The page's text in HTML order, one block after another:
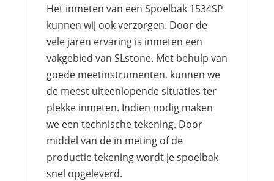
Het inmeten van een Spoelbak 1534SP
kunnen wij ook verzorgen. Door de
vele jaren ervaring is inmeten een
vakgebied van SLstone. Met behulp van
goede meetinstrumenten, kunnen we
de meest uiteenlopende situaties ter
plekke inmeten. Indien nodig maken
we een technische tekening. Door
middel van de in meting of de
productie tekening wordt je spoelbak
snel opgeleverd.